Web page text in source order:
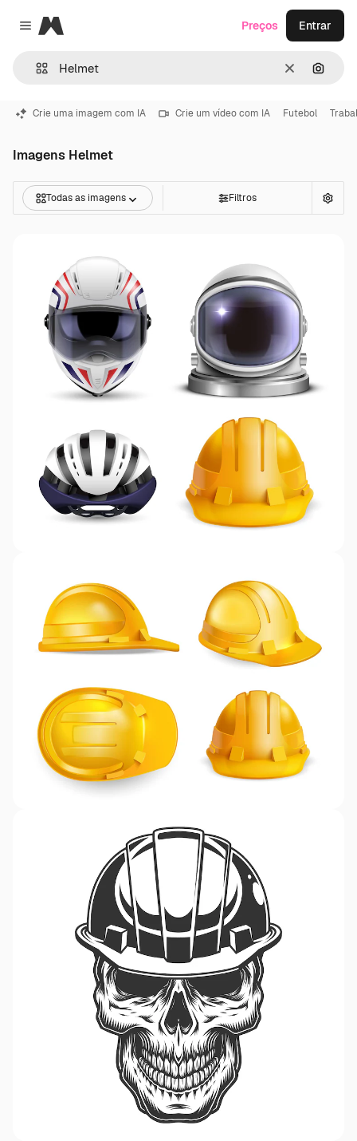
Close menu
Magnific
Limpar
Preços Entrar
Crie uma imagem com IA Crie um vídeo com IA Futebol
Imagens Helmet
Todas as imagens Filtros